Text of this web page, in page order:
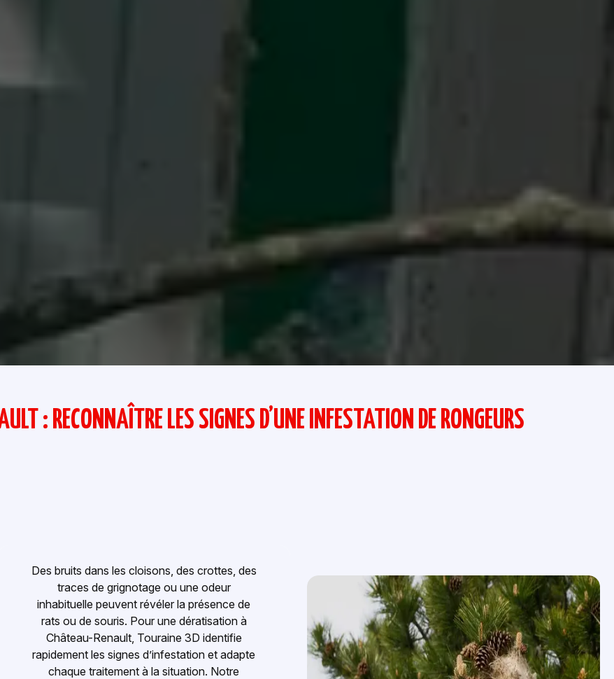
: RECONNAÎTRE LES SIGNES D’UNE INFESTATION DE RONGEURS
Des bruits dans les cloisons, des crottes, des
traces de grignotage ou une odeur
inhabituelle peuvent révéler la présence de
rats ou de souris. Pour une dératisation à
Château-Renault, Touraine 3D identifie
rapidement les signes d’infestation et adapte
chaque traitement à la situation. Notre